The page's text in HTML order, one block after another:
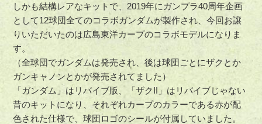
しかも結構レアなキットで、2019年にガンプラ40周年企画
として12球団全てのコラボガンダムが製作され、今回お譲
りいただいたのは広島東洋カープのコラボモデルになりま
す。
（全球団でガンダムは発売され、後は球団ごとにザクとか
ガンキャノンとかが発売されてました）
「ガンダム」はリバイブ版、「ザクII」はリバイブじゃない
昔のキットになり、それぞれカープのカラーである赤が配
色された仕様で、球団ロゴのシールが付属していました。